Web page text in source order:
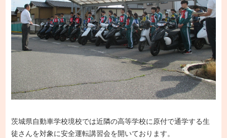
茨城県自動車学校境校では近隣の高等学校に原付で通学する生
徒さんを対象に安全運転講習会を開いております。